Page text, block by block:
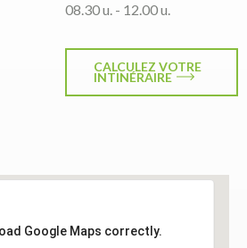
08.30 u. - 12.00 u.
CALCULEZ VOTRE
INTINÉRAIRE
Google Maps correctly.